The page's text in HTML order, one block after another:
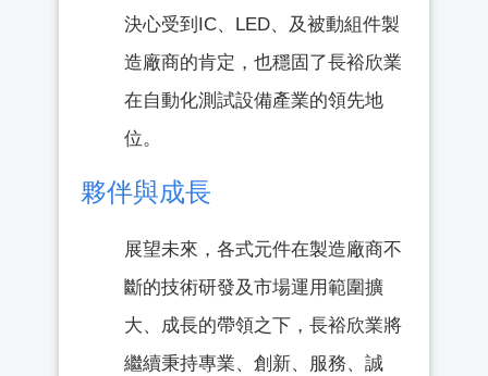
決心受到IC、LED、及被動組件製
造廠商的肯定，也穩固了長裕欣業
在自動化測試設備產業的領先地
位。
夥伴與成長
展望未來，各式元件在製造廠商不
斷的技術研發及市場運用範圍擴
大、成長的帶領之下，長裕欣業將
繼續秉持專業、創新、服務、誠